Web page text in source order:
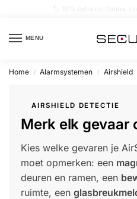
MENU
Home / Alarmsystemen / Airshield
AIRSHIELD DETECTIE
Merk elk gevaar
Kies welke gevaren je
moet opmerken: een
deuren en ramen, een
ruimte, een